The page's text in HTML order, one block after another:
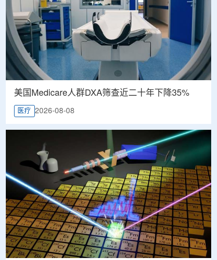
美国Medicare人群DXA筛查近二十年下降35%
医疗 2026-08-08